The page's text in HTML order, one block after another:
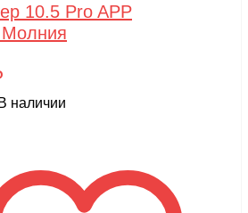
10.5 Pro APP
Молния
В наличии